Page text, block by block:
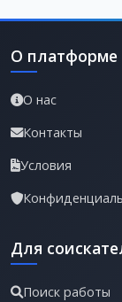
О платформе
О нас
Контакты
Условия
Для
Поиск работы